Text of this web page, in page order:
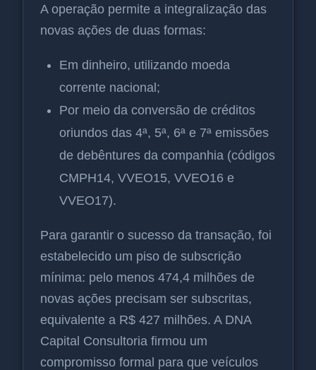
A operação permite a integralização das
novas ações de duas formas:
Em dinheiro, utilizando moeda
corrente nacional;
Por meio da conversão de créditos
oriundos das 4ª, 5ª, 6ª e 7ª emissões
de debêntures da companhia (códigos
CMPH14, VVEO15, VVEO16 e
VVEO17).
Para garantir o sucesso da transação, foi
estabelecido um piso de subscrição
mínima: pelo menos 474,4 milhões de
novas ações precisam ser subscritas,
equivalente a R$ 427 milhões. A DNA
Capital Consultoria firmou um
compromisso formal para que veículos